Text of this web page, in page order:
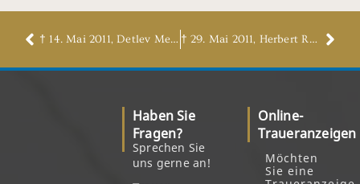
† 14. Mai 2011, Detlev Meeuwesen † 29. Mai 2011, Herbert Rönke
Haben Sie
Fragen?
Sprechen Sie
uns gerne an!
Online-
Traueranzeigen
Möchten
Sie eine